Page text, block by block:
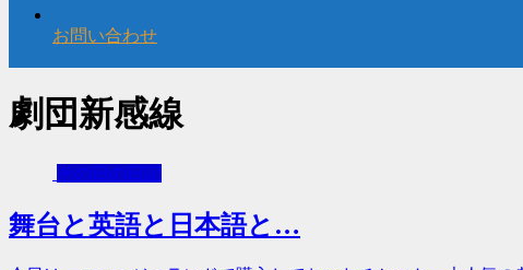
お問い合わせ
劇団新感線
その日の日記
舞台と英語と日本語と…